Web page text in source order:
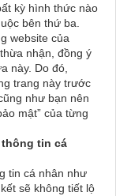
kỳ hình thức nào
bên thứ ba.
website của
nhận, đồng ý
này. Do đó,
trang này trước
như bạn nên
mật” của từng
tin cá
tin cá nhân như
sẽ không tiết lộ